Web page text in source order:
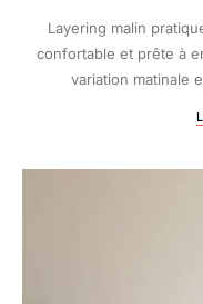
Layering malin
confortable et prête à
variation matinale